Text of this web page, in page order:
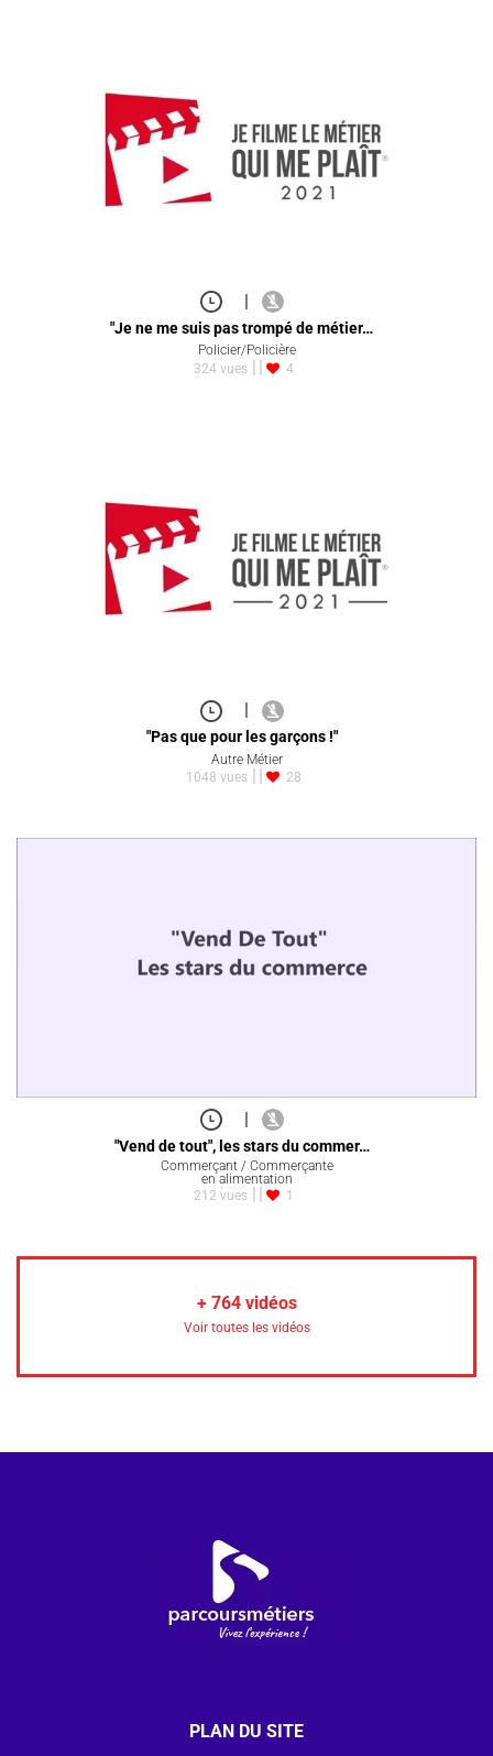
|
"Je ne me suis pas trompé de métier…
Policier/Policière
324 vues
4
|
"Pas que pour les garçons !"
Autre Métier
1048 vues
28
|
"Vend de tout", les stars du commer…
Commerçant / Commerçante
en alimentation
212 vues
1
+ 764vidéos
Voir toutes les vidéos
PLAN DU SITE